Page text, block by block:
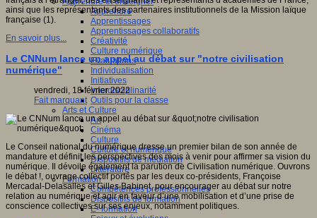
Apprendre
Apprentissages
Apprentissages collaboratifs
Créativité
Culture numérique
Evaluations
Individualisation
Initiatives
Interdisciplinarité
Outils pour la classe
Arts et Culture
Art
Cinéma
Culture
Culture et numérique
Dispositifs de médiation
Littérature
Formation
Compétences professionnelles
Dispositifs de formation
E- formation
ainsi que les représentants des partenaires institutionnels de la Mission laïque
française (1).
En savoir plus...
Le CNNum lance un appel au débat sur "notre civilisation
numérique"
vendredi, 18 février 2022
Fait marquant
Le Conseil national du numérique dresse un premier bilan de son année de
mandature et définit les perspectives des mois à venir pour affirmer sa vision du
numérique. Il dévoile également la parution de Civilisation numérique. Ouvrons
le débat !, ouvrage collectif portés par les deux co-présidents, Françoise
Mercadal-Delasalles et Gilles Babinet, pour encourager au débat sur notre
relation au numérique et agir en faveur d’une mobilisation et d’une prise de
conscience collectives sur ses enjeux, notamment politiques.